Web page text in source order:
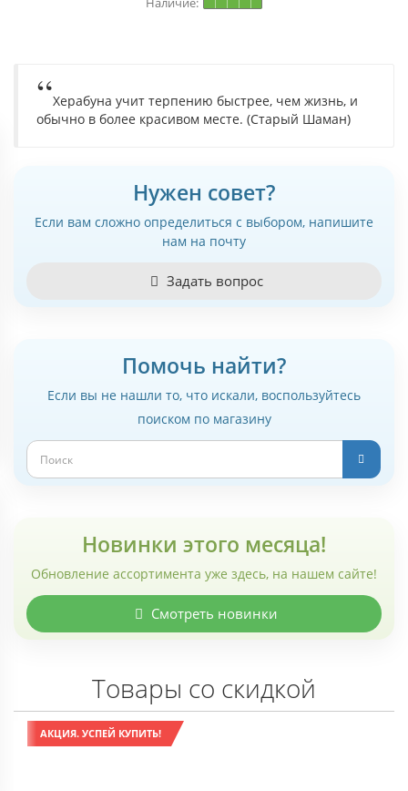
Херабуна учит терпению быстрее, чем жизнь, и
обычно в более красивом месте. (Старый Шаман)
Нужен совет?
Если вам сложно определиться с выбором, напишите
нам на почту
Задать вопрос
Помочь найти?
Если вы не нашли то, что искали, воспользуйтесь
поиском по магазину
Новинки этого месяца!
Обновление ассортимента уже здесь, на нашем сайте!
Смотреть новинки
Товары со скидкой
АКЦИЯ. УСПЕЙ КУПИТЬ!